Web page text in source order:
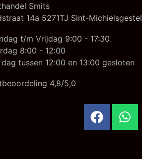
Smits
14a 5271TJ Sint-Michielsgestel
t/m Vrijdag 9:00 - 17:30
8:00 - 12:00
dag tussen 12:00 en 13:00 gesloten
4,8/5,0